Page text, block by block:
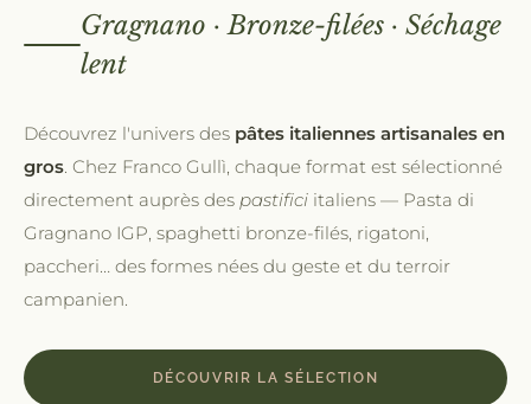
Gragnano · Bronze-filées · Séchage
lent
Découvrez l'univers des pâtes italiennes artisanales en
gros. Chez Franco Gullì, chaque format est sélectionné
directement auprès des pastifici italiens — Pasta di
Gragnano IGP, spaghetti bronze-filés, rigatoni,
paccheri… des formes nées du geste et du terroir
campanien.
DÉCOUVRIR LA SÉLECTION